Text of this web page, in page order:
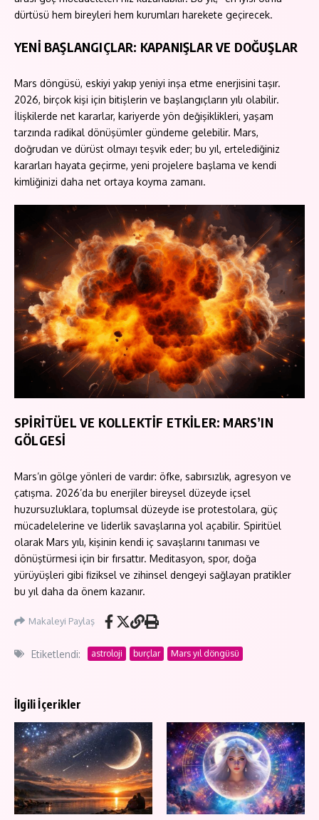
dürtüsü hem bireyleri hem kurumları harekete geçirecek.
YENİ BAŞLANGIÇLAR: KAPANIŞLAR VE DOĞUŞLAR
Mars döngüsü, eskiyi yakıp yeniyi inşa etme enerjisini taşır.
2026, birçok kişi için bitişlerin ve başlangıçların yılı olabilir.
İlişkilerde net kararlar, kariyerde yön değişiklikleri, yaşam
tarzında radikal dönüşümler gündeme gelebilir. Mars,
doğrudan ve dürüst olmayı teşvik eder; bu yıl, ertelediğiniz
kararları hayata geçirme, yeni projelere başlama ve kendi
kimliğinizi daha net ortaya koyma zamanı.
SPİRİTÜEL VE KOLLEKTİF ETKİLER: MARS’IN
GÖLGESİ
Mars’ın gölge yönleri de vardır: öfke, sabırsızlık, agresyon ve
çatışma. 2026’da bu enerjiler bireysel düzeyde içsel
huzursuzluklara, toplumsal düzeyde ise protestolara, güç
mücadelelerine ve liderlik savaşlarına yol açabilir. Spiritüel
olarak Mars yılı, kişinin kendi iç savaşlarını tanıması ve
dönüştürmesi için bir fırsattır. Meditasyon, spor, doğa
yürüyüşleri gibi fiziksel ve zihinsel dengeyi sağlayan pratikler
bu yıl daha da önem kazanır.
Makaleyi Paylaş
Etiketlendi: astroloji burçlar Mars yıl döngüsü
İlgili İçerikler